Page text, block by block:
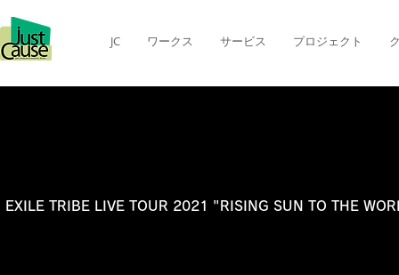
JC ワークス サービス プロジェクト
EXILE TRIBE LIVE TOUR 2021 "RISING SUN TO THE